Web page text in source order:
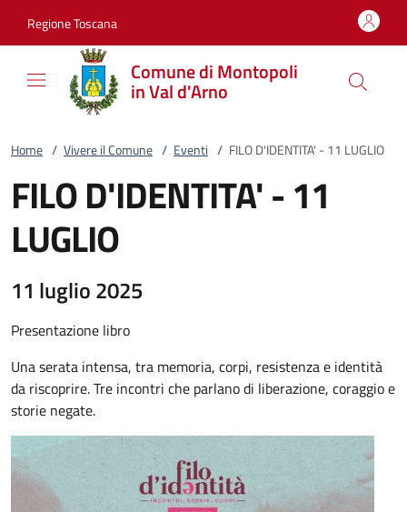
Regione Toscana
Comune di Montopoli
in Val d'Arno
Home / Vivere il Comune / Eventi / FILO D'IDENTITA' - 11 LUGLIO
FILO D'IDENTITA' - 11
LUGLIO
11 luglio 2025
Presentazione libro
Una serata intensa, tra memoria, corpi, resistenza e identità
da riscoprire. Tre incontri che parlano di liberazione, coraggio e
storie negate.